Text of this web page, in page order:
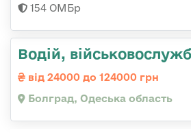
154 ОМБр
Водій,
від 24000 до 124000 грн
Болград, Одеська область